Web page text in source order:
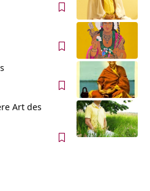
Art des